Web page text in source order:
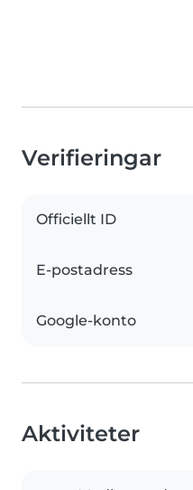
Verifieringar
Officiellt ID
E-postadress
Google-konto
Aktiviteter